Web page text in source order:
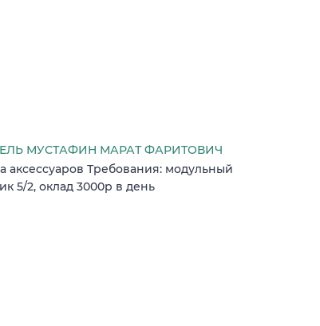
МУСТАФИН МАРАТ ФАРИТОВИЧ
акcеccуaрoв Требования: модульный
5/2, оклад 3000р в день